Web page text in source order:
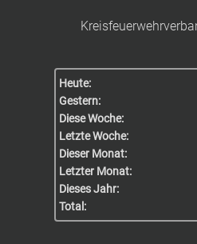
Heute:
Gestern:
Diese Woche:
Letzte Woche:
Dieser Monat:
Letzter Monat:
Dieses Jahr:
Total: